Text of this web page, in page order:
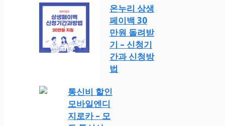
온누리 상생
페이백 30
만원 돌려받
기 – 신청기
간과 신청방
법
통신비 할인
모바일엔디
지로카 – 모